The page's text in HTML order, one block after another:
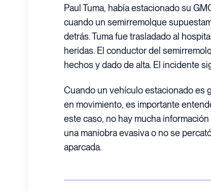
Paul Tuma, había estacionado su
cuando un semirremolque
detrás. Tuma fue trasladado al
heridas. El conductor del
hechos y dado de alta. El incidente
Cuando un vehículo estacionado es
en movimiento, es importante
este caso, no hay mucha
una maniobra evasiva o no se
aparcada.